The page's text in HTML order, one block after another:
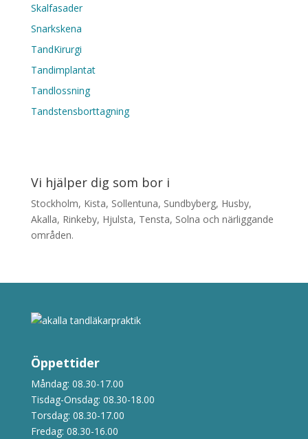
Skalfasader
Snarkskena
TandKirurgi
Tandimplantat
Tandlossning
Tandstensborttagning
Vi hjälper dig som bor i
Stockholm, Kista, Sollentuna, Sundbyberg, Husby,
Akalla, Rinkeby, Hjulsta, Tensta, Solna och närliggande
områden.
Öppettider
Måndag: 08.30-17.00
Tisdag-Onsdag: 08.30-18.00
Torsdag: 08.30-17.00
Fredag: 08.30-16.00